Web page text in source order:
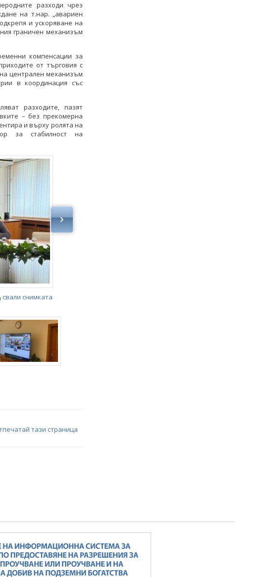
разходи чрез
на т.нар. „авариен
и ускоряване на
граничен механизъм
компенсации за
от търговия с
централен механизъм
в координация със
разходите, пазят
– без прекомерна
и върху ролята на
за стабилност на
свали снимката
тази страница